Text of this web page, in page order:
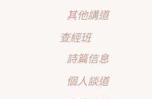
其他講道
查經班
詩篇信息
個人談道